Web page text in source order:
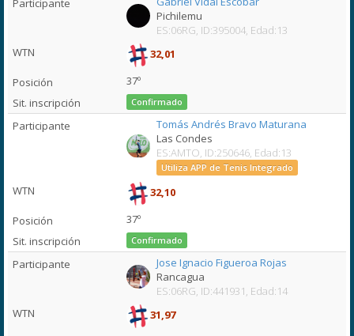
Pichilemu
ES:06RG, ID:395004, Edad:13
32,01
37º
Confirmado
Tomás Andrés Bravo Maturana
Las Condes
ES:AMTO, ID:250646, Edad:13
Utiliza APP de Tenis Integrado
32,10
37º
Confirmado
Jose Ignacio Figueroa Rojas
Rancagua
ES:06RG, ID:441931, Edad:14
31,97